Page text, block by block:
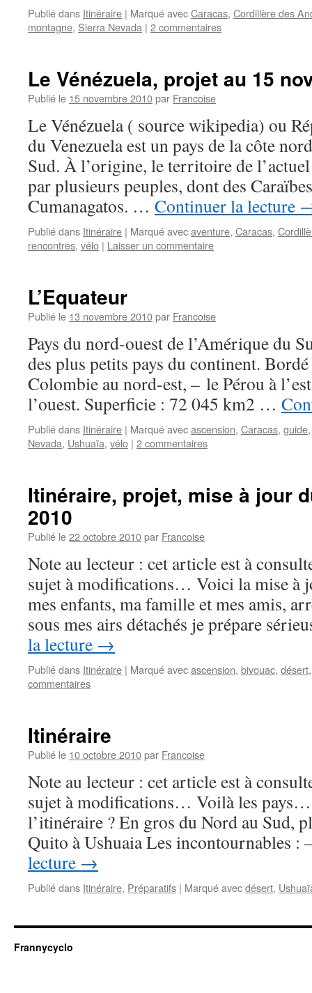
Publié dans Itinéraire | Marqué avecCaracas, Cordillère des
montagne, Sierra Nevada | 2 commentaires
Le Vénézuela, projet au 15
Publié le 15 novembre 2010par Francoise
Le Vénézuela ( source wikipedia) ou
du Venezuela est un pays de la côte
Sud. À l’origine, le territoire de
par plusieurs peuples, dont des
Cumanagatos. … Continuer la lecture
Publié dans Itinéraire | Marqué avecaventure, Caracas,
rencontres, vélo | Laisser un commentaire
L’Equateur
Publié le 13 novembre 2010par Francoise
Pays du nord-ouest de l’Amérique du
des plus petits pays du continent.
Colombie au nord-est, – le Pérou à
l’ouest. Superficie : 72 045 km2 …
Publié dans Itinéraire | Marqué avecascension, Caracas, guide
Nevada, Ushuaïa, vélo | 2 commentaires
Itinéraire, projet, mise à jour
2010
Publié le22 octobre 2010par Francoise
Note au lecteur : cet article est à
sujet à modifications… Voici la mise à
mes enfants, ma famille et mes amis,
sous mes airs détachés je prépare
la lecture →
Publié dans Itinéraire | Marqué avecascension, bivouac, désert
commentaires
Itinéraire
Publié le 10 octobre 2010par Francoise
Note au lecteur : cet article est à
sujet à modifications… Voilà les
l’itinéraire ? En gros du Nord au Sud,
Quito à Ushuaia Les incontournables
lecture →
Publié dans Itinéraire, Préparatifs | Marqué avecdésert,
Frannycyclo